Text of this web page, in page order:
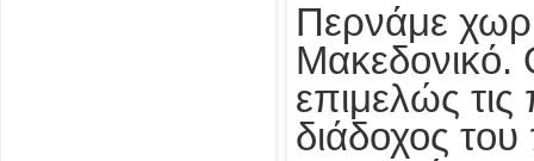
Περνάμε
Μακεδονικό.
επιμελώς
διάδοχος